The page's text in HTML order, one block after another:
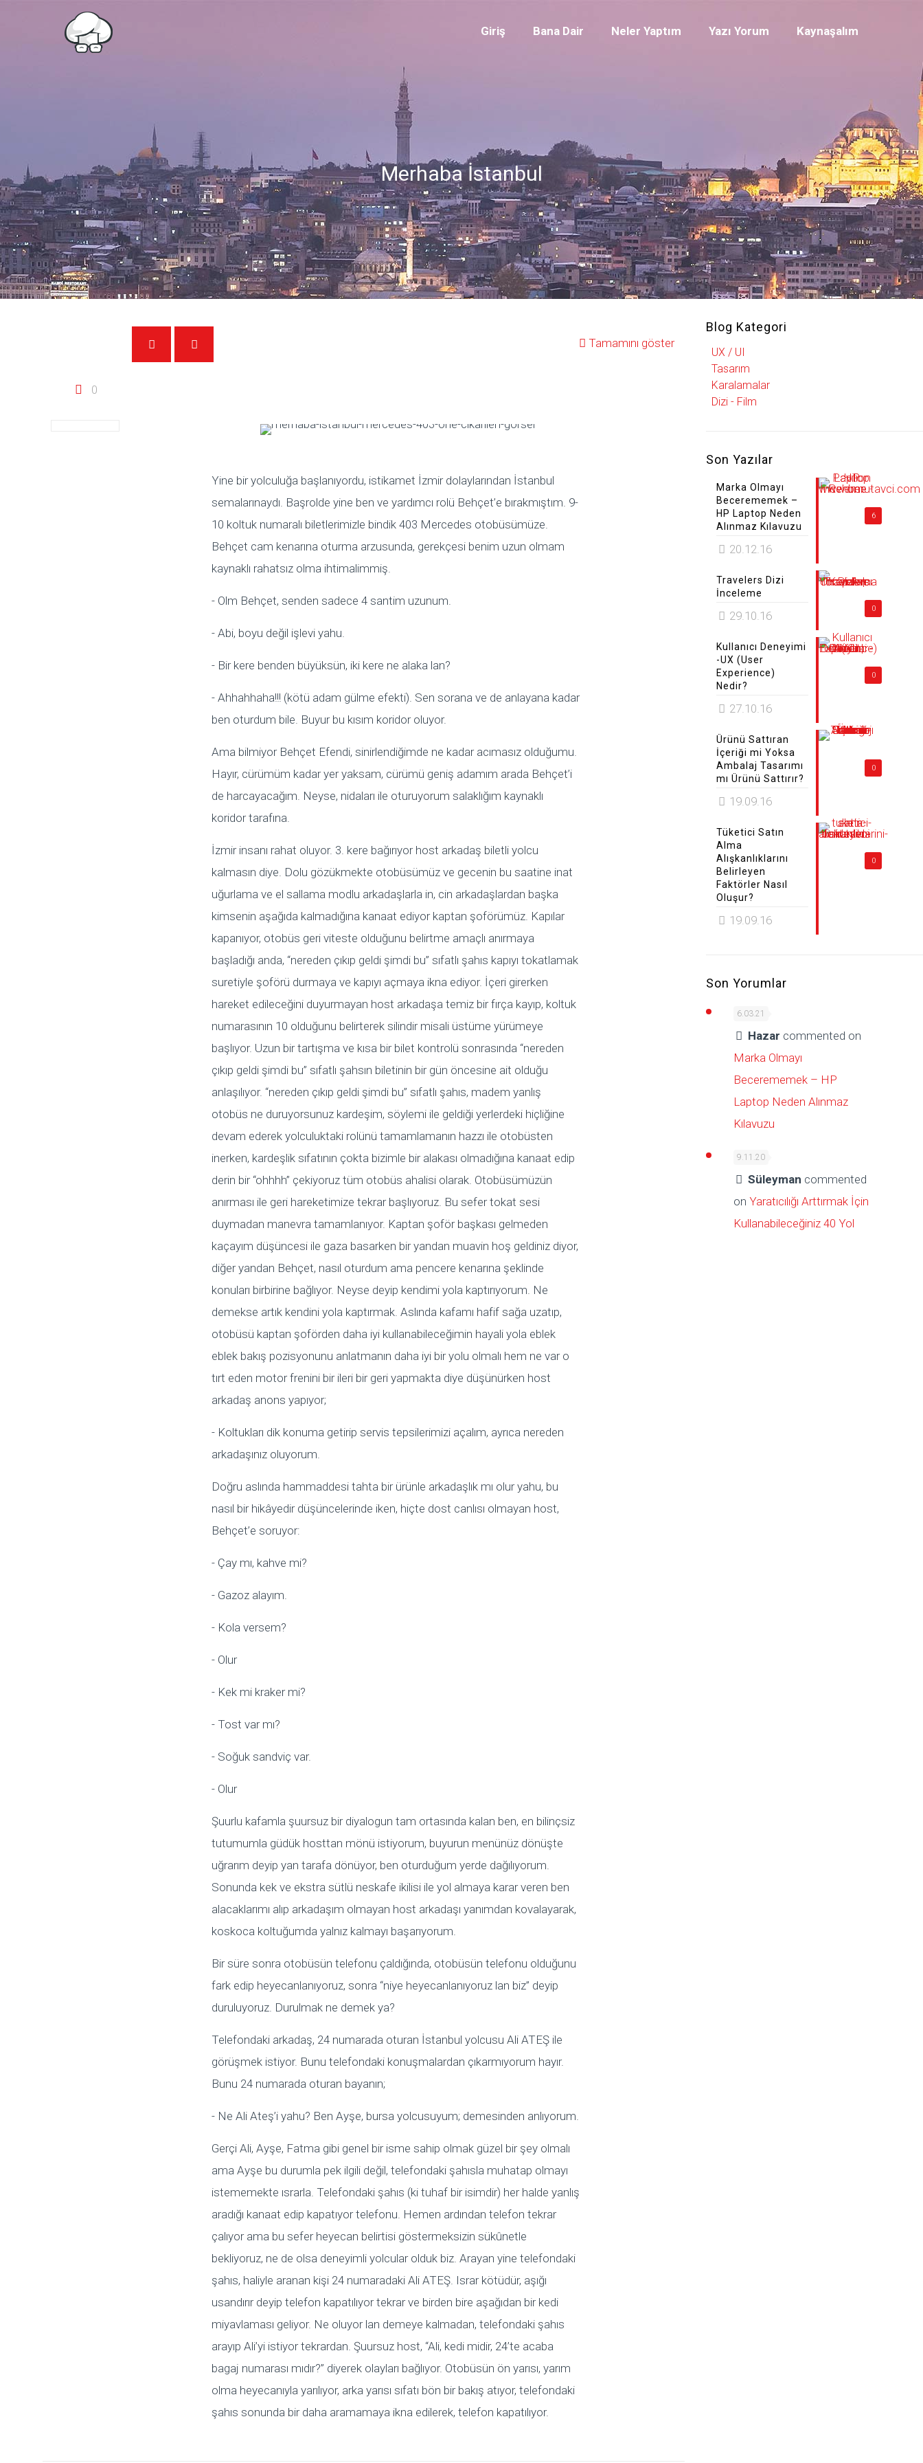
Giriş Bana Dair Neler Yaptım Yazı Yorum Kaynaşalım
Merhaba İstanbul
Tamamını göster
0
Yine bir yolculuğa başlanıyordu, istikamet İzmir dolaylarından İstanbul
semalarınaydı. Başrolde yine ben ve yardımcı rolü Behçet’e bırakmıştım. 9-
10 koltuk numaralı biletlerimizle bindik 403 Mercedes otobüsümüze.
Behçet cam kenarına oturma arzusunda, gerekçesi benim uzun olmam
kaynaklı rahatsız olma ihtimalimmiş.
- Olm Behçet, senden sadece 4 santim uzunum.
- Abi, boyu değil işlevi yahu.
- Bir kere benden büyüksün, iki kere ne alaka lan?
- Ahhahhaha!!! (kötü adam gülme efekti). Sen sorana ve de anlayana kadar
ben oturdum bile. Buyur bu kısım koridor oluyor.
Ama bilmiyor Behçet Efendi, sinirlendiğimde ne kadar acımasız olduğumu.
Hayır, cürümüm kadar yer yaksam, cürümü geniş adamım arada Behçet’i
de harcayacağım. Neyse, nidaları ile oturuyorum salaklığım kaynaklı
koridor tarafına.
İzmir insanı rahat oluyor. 3. kere bağırıyor host arkadaş biletli yolcu
kalmasın diye. Dolu gözükmekte otobüsümüz ve gecenin bu saatine inat
uğurlama ve el sallama modlu arkadaşlarla in, cin arkadaşlardan başka
kimsenin aşağıda kalmadığına kanaat ediyor kaptan şoförümüz. Kapılar
kapanıyor, otobüs geri viteste olduğunu belirtme amaçlı anırmaya
başladığı anda, “nereden çıkıp geldi şimdi bu” sıfatlı şahıs kapıyı tokatlamak
suretiyle şoförü durmaya ve kapıyı açmaya ikna ediyor. İçeri girerken
hareket edileceğini duyurmayan host arkadaşa temiz bir fırça kayıp, koltuk
numarasının 10 olduğunu belirterek silindir misali üstüme yürümeye
başlıyor. Uzun bir tartışma ve kısa bir bilet kontrolü sonrasında “nereden
çıkıp geldi şimdi bu” sıfatlı şahsın biletinin bir gün öncesine ait olduğu
anlaşılıyor. “nereden çıkıp geldi şimdi bu” sıfatlı şahıs, madem yanlış
otobüs ne duruyorsunuz kardeşim, söylemi ile geldiği yerlerdeki hiçliğine
devam ederek yolculuktaki rolünü tamamlamanın hazzı ile otobüsten
inerken, kardeşlik sıfatının çokta bizimle bir alakası olmadığına kanaat edip
derin bir “ohhhh” çekiyoruz tüm otobüs ahalisi olarak. Otobüsümüzün
anırması ile geri hareketimize tekrar başlıyoruz. Bu sefer tokat sesi
duymadan manevra tamamlanıyor. Kaptan şoför başkası gelmeden
kaçayım düşüncesi ile gaza basarken bir yandan muavin hoş geldiniz diyor,
diğer yandan Behçet, nasıl oturdum ama pencere kenarına şeklinde
konuları birbirine bağlıyor. Neyse deyip kendimi yola kaptırıyorum. Ne
demekse artık kendini yola kaptırmak. Aslında kafamı hafif sağa uzatıp,
otobüsü kaptan şoförden daha iyi kullanabileceğimin hayali yola eblek
eblek bakış pozisyonunu anlatmanın daha iyi bir yolu olmalı hem ne var o
tırt eden motor frenini bir ileri bir geri yapmakta diye düşünürken host
arkadaş anons yapıyor;
- Koltukları dik konuma getirip servis tepsilerimizi açalım, ayrıca nereden
arkadaşınız oluyorum.
Doğru aslında hammaddesi tahta bir ürünle arkadaşlık mı olur yahu, bu
nasıl bir hikâyedir düşüncelerinde iken, hiçte dost canlısı olmayan host,
Behçet’e soruyor:
- Çay mı, kahve mi?
- Gazoz alayım.
- Kola versem?
- Olur
- Kek mi kraker mi?
- Tost var mı?
- Soğuk sandviç var.
- Olur
Şuurlu kafamla şuursuz bir diyalogun tam ortasında kalan ben, en bilinçsiz
tutumumla güdük hosttan mönü istiyorum, buyurun menünüz dönüşte
uğrarım deyip yan tarafa dönüyor, ben oturduğum yerde dağılıyorum.
Sonunda kek ve ekstra sütlü neskafe ikilisi ile yol almaya karar veren ben
alacaklarımı alıp arkadaşım olmayan host arkadaşı yanımdan kovalayarak,
koskoca koltuğumda yalnız kalmayı başarıyorum.
Bir süre sonra otobüsün telefonu çaldığında, otobüsün telefonu olduğunu
fark edip heyecanlanıyoruz, sonra “niye heyecanlanıyoruz lan biz” deyip
duruluyoruz. Durulmak ne demek ya?
Telefondaki arkadaş, 24 numarada oturan İstanbul yolcusu Ali ATEŞ ile
görüşmek istiyor. Bunu telefondaki konuşmalardan çıkarmıyorum hayır.
Bunu 24 numarada oturan bayanın;
- Ne Ali Ateş’i yahu? Ben Ayşe, bursa yolcusuyum; demesinden anlıyorum.
Gerçi Ali, Ayşe, Fatma gibi genel bir isme sahip olmak güzel bir şey olmalı
ama Ayşe bu durumla pek ilgili değil, telefondaki şahısla muhatap olmayı
istememekte ısrarla. Telefondaki şahıs (ki tuhaf bir isimdir) her halde yanlış
aradığı kanaat edip kapatıyor telefonu. Hemen ardından telefon tekrar
çalıyor ama bu sefer heyecan belirtisi göstermeksizin sükûnetle
bekliyoruz, ne de olsa deneyimli yolcular olduk biz. Arayan yine telefondaki
şahıs, haliyle aranan kişi 24 numaradaki Ali ATEŞ. Israr kötüdür, aşığı
usandırır deyip telefon kapatılıyor tekrar ve birden bire aşağıdan bir kedi
miyavlaması geliyor. Ne oluyor lan demeye kalmadan, telefondaki şahıs
arayıp Ali’yi istiyor tekrardan. Şuursuz host, “Ali, kedi midir, 24’te acaba
bagaj numarası mıdır?” diyerek olayları bağlıyor. Otobüsün ön yarısı, yarım
olma heyecanıyla yarılıyor, arka yarısı sıfatı bön bir bakış atıyor, telefondaki
şahıs sonunda bir daha aramamaya ikna edilerek, telefon kapatılıyor.
Blog Kategori
UX / UI
Tasarım
Karalamalar
Dizi - Film
Son Yazılar
6
Marka Olmayı
Becerememek –
HP Laptop Neden
Alınmaz Kılavuzu
20.12.16
0
Travelers Dizi
İnceleme
29.10.16
0
Kullanıcı Deneyimi
-UX (User
Experience)
Nedir?
27.10.16
0
Ürünü Sattıran
İçeriği mi Yoksa
Ambalaj Tasarımı
mı Ürünü Sattırır?
19.09.16
0
Tüketici Satın
Alma
Alışkanlıklarını
Belirleyen
Faktörler Nasıl
Oluşur?
19.09.16
Son Yorumlar
6.03.21
Hazar commented on
Marka Olmayı
Becerememek – HP
Laptop Neden Alınmaz
Kılavuzu
9.11.20
Süleyman commented
on Yaratıcılığı Arttırmak İçin
Kullanabileceğiniz 40 Yol